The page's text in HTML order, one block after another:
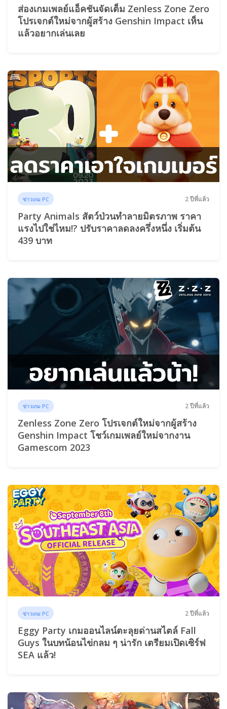
ส่องเกมเพลย์แอ็คชันจัดเต็ม Zenless Zone Zero
โปรเจกต์ใหม่จากผู้สร้าง Genshin Impact เห็น
แล้วอยากเล่นเลย
ข่าวเกม PC 2 ปีที่แล้ว
Party Animals สัตว์ป่วนทำลายมิตรภาพ ราคา
แรงไปใช่ไหม!? ปรับราคาลดลงครึ่งหนึ่ง เริ่มต้น
439 บาท
ข่าวเกม PC 2 ปีที่แล้ว
Zenless Zone Zero โปรเจกต์ใหม่จากผู้สร้าง
Genshin Impact โชว์เกมเพลย์ใหม่จากงาน
Gamescom 2023
ข่าวเกม PC 2 ปีที่แล้ว
Eggy Party เกมออนไลน์ตะลุยด่านสไตล์ Fall
Guys ในบทน้อนไข่กลม ๆ น่ารัก เตรียมเปิดเซิร์ฟ
SEA แล้ว!